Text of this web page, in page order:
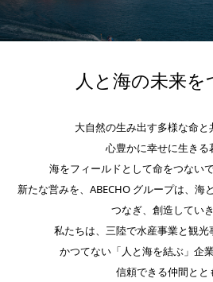
人と海の未来を
大自然の生み出す多様な命と
心豊かに幸せに生きる
海をフィールドとして命をつない
新たな営みを、ABECHO グループは、海
つなぎ、創造していき
私たちは、三陸で水産事業と観光
かつてない「人と海を結ぶ」企
信頼できる仲間とと